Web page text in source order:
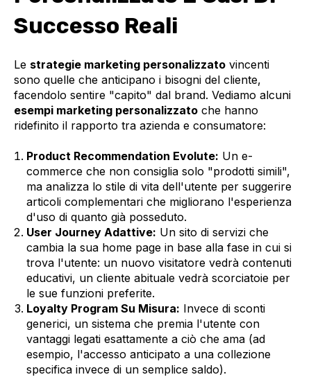
Successo Reali
Le strategie marketing personalizzato vincenti
sono quelle che anticipano i bisogni del cliente,
facendolo sentire "capito" dal brand. Vediamo alcuni
esempi marketing personalizzato che hanno
ridefinito il rapporto tra azienda e consumatore:
Product Recommendation Evolute: Un e-
commerce che non consiglia solo "prodotti simili",
ma analizza lo stile di vita dell'utente per suggerire
articoli complementari che migliorano l'esperienza
d'uso di quanto già posseduto.
User Journey Adattive: Un sito di servizi che
cambia la sua home page in base alla fase in cui si
trova l'utente: un nuovo visitatore vedrà contenuti
educativi, un cliente abituale vedrà scorciatoie per
le sue funzioni preferite.
Loyalty Program Su Misura: Invece di sconti
generici, un sistema che premia l'utente con
vantaggi legati esattamente a ciò che ama (ad
esempio, l'accesso anticipato a una collezione
specifica invece di un semplice saldo).